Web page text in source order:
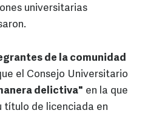
universitarias
de la comunidad
el Consejo Universitario
delictiva" en la que
título de licenciada en